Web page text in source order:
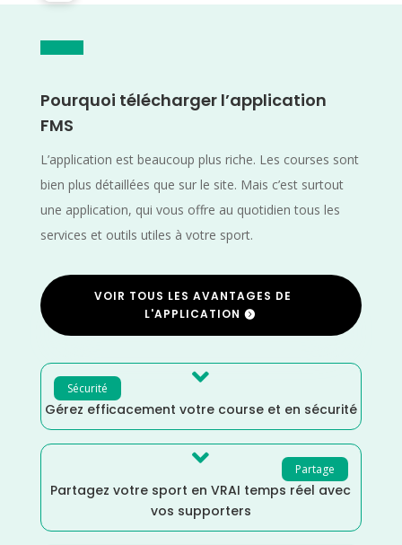
Pourquoi télécharger l’application
FMS
L’application est beaucoup plus riche. Les courses sont
bien plus détaillées que sur le site. Mais c’est surtout
une application, qui vous offre au quotidien tous les
services et outils utiles à votre sport.
VOIR TOUS LES AVANTAGES DE
L'APPLICATION
Sécurité 
Gérez efficacement votre course et en sécurité
Partage

Partagez votre sport en VRAI temps réel avec
vos supporters